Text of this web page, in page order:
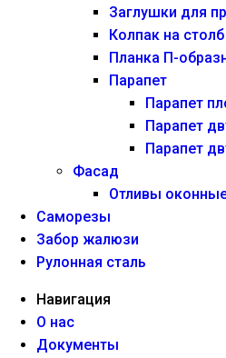
Заглушки для
Колпак на
Планка П-
Парапет
Парапет
Парапет
Парапет
Фасад
Отливы
Саморезы
Забор жалюзи
Рулонная сталь
Навигация
О нас
Документы